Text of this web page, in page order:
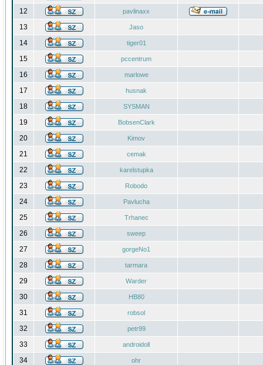
12 pavlinaxx
13 Jaso
14 tiger01
15 pccentrum
16 marlowe
17 husnak
18 SYSMAN
19 BobsenClark
20 Kimov
21 cemak
22 karelstupka
23 Robodo
24 Pavlucha
25 Trhanec
26 sweep
27 gorgeNo1
28 tarmara
29 Warder
30 HB80
31 robsol
32 petr99
33 androidoll
34 ohr